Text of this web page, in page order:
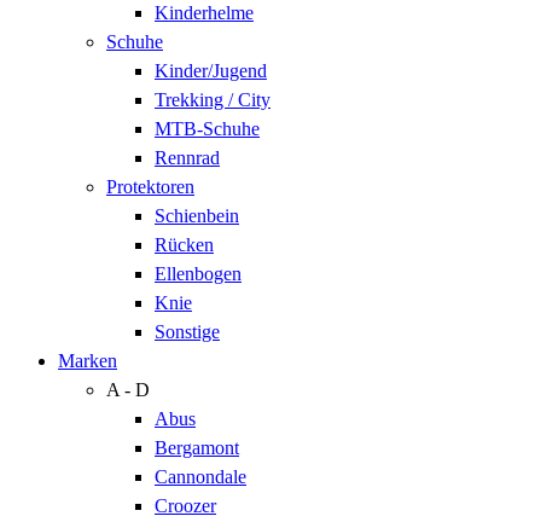
Kinderhelme
Schuhe
Kinder/Jugend
Trekking / City
MTB-Schuhe
Rennrad
Protektoren
Schienbein
Rücken
Ellenbogen
Knie
Sonstige
Marken
A - D
Abus
Bergamont
Cannondale
Croozer